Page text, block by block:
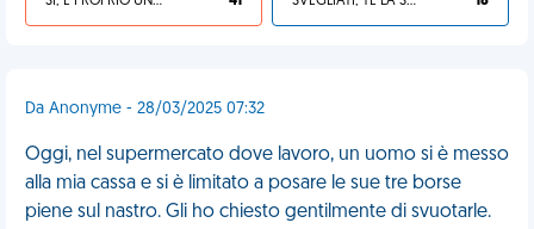
Da Anonyme - 28/03/2025 07:32
Oggi, nel supermercato dove lavoro, un uomo si è messo
alla mia cassa e si è limitato a posare le sue tre borse
piene sul nastro. Gli ho chiesto gentilmente di svuotarle.